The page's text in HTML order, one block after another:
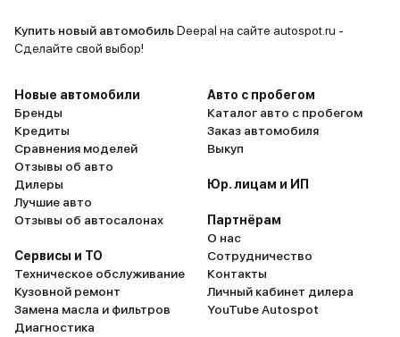
Купить новый автомобильDeepal на сайте autospot.ru -
Сделайте свой выбор!
Новые автомобили
Бренды
Кредиты
Сравнения моделей
Отзывы об авто
Дилеры
Лучшие авто
Отзывы об автосалонах
Сервисы и ТО
Техническое обслуживание
Кузовной ремонт
Замена масла и фильтров
Диагностика
Авто с пробегом
Каталог авто с пробегом
Заказ автомобиля
Выкуп
Юр. лицам и ИП
Партнёрам
О нас
Сотрудничество
Контакты
Личный кабинет дилера
YouTube Autospot